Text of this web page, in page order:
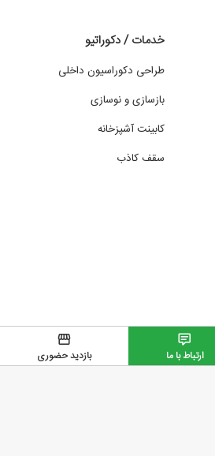
ارتباط با ما بازدید حضوری
خدمات / دکوراتیو
طراحی دکوراسیون داخلی
بازسازی و نوسازی
کابینت آشپزخانه
سقف کاذب